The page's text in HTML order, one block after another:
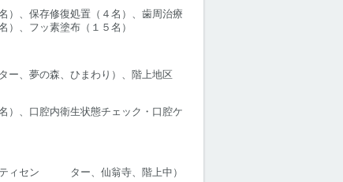
）、保存修復処置（４名）、歯周治療
、フッ素塗布（１５名）
ー、夢の森、ひまわり）、階上地区
）、口腔内衛生状態チェック・口腔ケ
ティセン ター、仙翁寺、階上中）